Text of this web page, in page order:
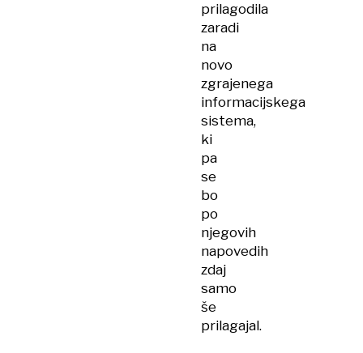
prilagodila
zaradi
na
novo
zgrajenega
informacijskega
sistema,
ki
pa
se
bo
po
njegovih
napovedih
zdaj
samo
še
prilagajal.